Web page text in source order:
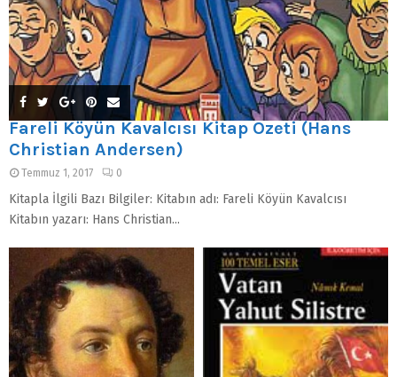
Fareli Köyün Kavalcısı Kitap Özeti (Hans
Christian Andersen)
Temmuz 1, 2017 0
Kitapla İlgili Bazı Bilgiler: Kitabın adı: Fareli Köyün Kavalcısı
Kitabın yazarı: Hans Christian...